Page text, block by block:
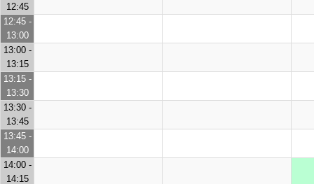
12:45
12:45 -
13:00
13:00 -
13:15
13:15 -
13:30
13:30 -
13:45
13:45 -
14:00
14:00 -
14:15